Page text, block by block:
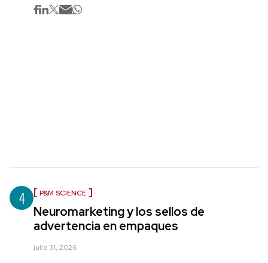
4 P&M SCIENCE
Neuromarketing y los sellos de
advertencia en empaques
julio 31, 2026